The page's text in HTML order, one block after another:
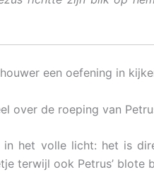
een oefening in
over de roeping van
het volle licht: het is
terwijl ook Petrus’